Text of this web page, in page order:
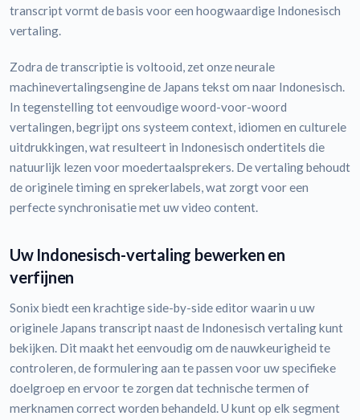
transcript vormt de basis voor een hoogwaardige Indonesisch
vertaling.
Zodra de transcriptie is voltooid, zet onze neurale
machinevertalingsengine de Japans tekst om naar Indonesisch.
In tegenstelling tot eenvoudige woord-voor-woord
vertalingen, begrijpt ons systeem context, idiomen en culturele
uitdrukkingen, wat resulteert in Indonesisch ondertitels die
natuurlijk lezen voor moedertaalsprekers. De vertaling behoudt
de originele timing en sprekerlabels, wat zorgt voor een
perfecte synchronisatie met uw video content.
Uw Indonesisch-vertaling bewerken en
verfijnen
Sonix biedt een krachtige side-by-side editor waarin u uw
originele Japans transcript naast de Indonesisch vertaling kunt
bekijken. Dit maakt het eenvoudig om de nauwkeurigheid te
controleren, de formulering aan te passen voor uw specifieke
doelgroep en ervoor te zorgen dat technische termen of
merknamen correct worden behandeld. U kunt op elk segment